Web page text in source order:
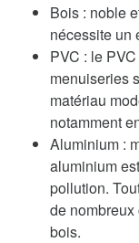
Bois : noble
nécessite un
PVC : le
menuiseries
matériau
notamment
Aluminium :
aluminium
pollution.
de
bois.